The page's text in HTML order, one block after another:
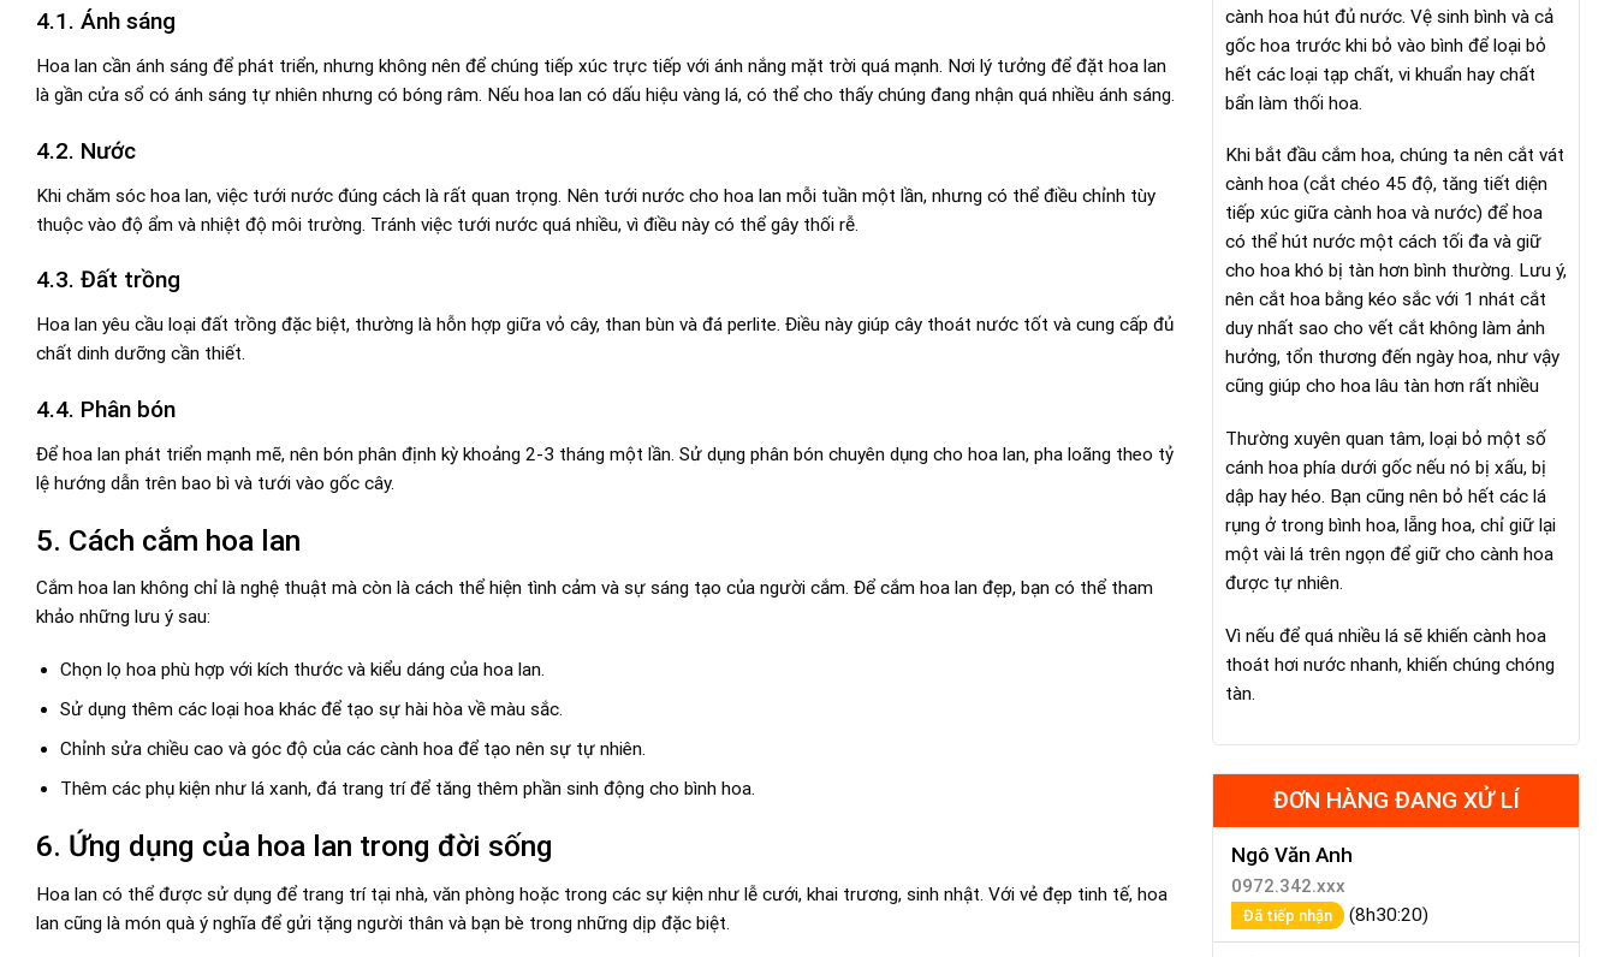
4.1. Ánh sáng
Hoa lan cần ánh sáng để phát triển, nhưng không nên để chúng tiếp xúc trực tiếp với ánh nắng mặt trời quá mạnh. Nơi lý tưởng để đặt hoa lan
là gần cửa sổ có ánh sáng tự nhiên nhưng có bóng râm. Nếu hoa lan có dấu hiệu vàng lá, có thể cho thấy chúng đang nhận quá nhiều ánh sáng.
4.2. Nước
Khi chăm sóc hoa lan, việc tưới nước đúng cách là rất quan trọng. Nên tưới nước cho hoa lan mỗi tuần một lần, nhưng có thể điều chỉnh tùy
thuộc vào độ ẩm và nhiệt độ môi trường. Tránh việc tưới nước quá nhiều, vì điều này có thể gây thối rễ.
4.3. Đất trồng
Hoa lan yêu cầu loại đất trồng đặc biệt, thường là hỗn hợp giữa vỏ cây, than bùn và đá perlite. Điều này giúp cây thoát nước tốt và cung cấp đủ
chất dinh dưỡng cần thiết.
4.4. Phân bón
Để hoa lan phát triển mạnh mẽ, nên bón phân định kỳ khoảng 2-3 tháng một lần. Sử dụng phân bón chuyên dụng cho hoa lan, pha loãng theo tỷ
lệ hướng dẫn trên bao bì và tưới vào gốc cây.
5. Cách cắm hoa lan
Cắm hoa lan không chỉ là nghệ thuật mà còn là cách thể hiện tình cảm và sự sáng tạo của người cắm. Để cắm hoa lan đẹp, bạn có thể tham
khảo những lưu ý sau:
Chọn lọ hoa phù hợp với kích thước và kiểu dáng của hoa lan.
Sử dụng thêm các loại hoa khác để tạo sự hài hòa về màu sắc.
Chỉnh sửa chiều cao và góc độ của các cành hoa để tạo nên sự tự nhiên.
Thêm các phụ kiện như lá xanh, đá trang trí để tăng thêm phần sinh động cho bình hoa.
6. Ứng dụng của hoa lan trong đời sống
Hoa lan có thể được sử dụng để trang trí tại nhà, văn phòng hoặc trong các sự kiện như lễ cưới, khai trương, sinh nhật. Với vẻ đẹp tinh tế, hoa
lan cũng là món quà ý nghĩa để gửi tặng người thân và bạn bè trong những dịp đặc biệt.
cành hoa hút đủ nước. Vệ sinh bình và cả
gốc hoa trước khi bỏ vào bình để loại bỏ
hết các loại tạp chất, vi khuẩn hay chất
bẩn làm thối hoa.
Khi bắt đầu cắm hoa, chúng ta nên cắt vát
cành hoa (cắt chéo 45 độ, tăng tiết diện
tiếp xúc giữa cành hoa và nước) để hoa
có thể hút nước một cách tối đa và giữ
cho hoa khó bị tàn hơn bình thường. Lưu ý,
nên cắt hoa bằng kéo sắc với 1 nhát cắt
duy nhất sao cho vết cắt không làm ảnh
hưởng, tổn thương đến ngày hoa, như vậy
cũng giúp cho hoa lâu tàn hơn rất nhiều
Thường xuyên quan tâm, loại bỏ một số
cánh hoa phía dưới gốc nếu nó bị xấu, bị
dập hay héo. Bạn cũng nên bỏ hết các lá
rụng ở trong bình hoa, lẵng hoa, chỉ giữ lại
một vài lá trên ngọn để giữ cho cành hoa
được tự nhiên.
Vì nếu để quá nhiều lá sẽ khiến cành hoa
thoát hơi nước nhanh, khiến chúng chóng
tàn.
ĐƠN HÀNG ĐANG XỬ LÍ
Ngô Văn Anh
0972.342.xxx
Đã tiếp nhận (8h30:20)